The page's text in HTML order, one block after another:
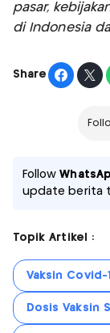
pasar,
di Indonesia
Share
Follow
update berita
Topik Artikel :
Vaksin
Dosis Vaksin